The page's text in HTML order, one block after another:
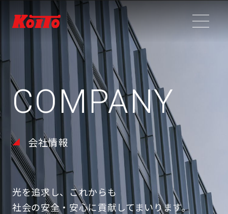
COMPANY
会社情報
光を追求し、これからも
社会の安全・安心に貢献してまいります。